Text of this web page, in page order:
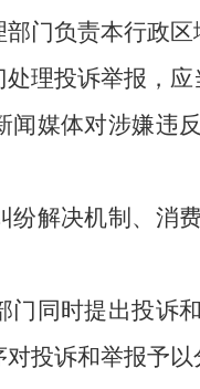
负责本行政区
理投诉举报，
闻媒体对涉嫌违
解决机制、消费
门同时提出投诉
投诉和举报予以